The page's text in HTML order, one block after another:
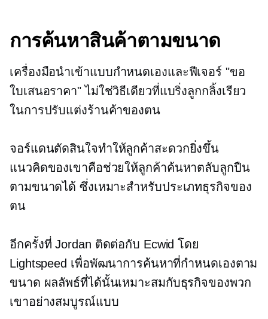
การค้นหาสินค้าตามขนาด
เครื่องมือนำเข้าแบบกำหนดเองและฟีเจอร์ "ขอ
ใบเสนอราคา" ไม่ใช่วิธีเดียวที่แบริ่งลูกกลิ้งเรียว
ในการปรับแต่งร้านค้าของตน
จอร์แดนตัดสินใจทำให้ลูกค้าสะดวกยิ่งขึ้น
แนวคิดของเขาคือช่วยให้ลูกค้าค้นหาตลับลูกปืน
ตามขนาดได้ ซึ่งเหมาะสำหรับประเภทธุรกิจของ
ตน
อีกครั้งที่ Jordan ติดต่อกับ Ecwid โดย
Lightspeed เพื่อพัฒนาการค้นหาที่กำหนดเองตาม
ขนาด ผลลัพธ์ที่ได้นั้นเหมาะสมกับธุรกิจของพวก
เขาอย่างสมบูรณ์แบบ